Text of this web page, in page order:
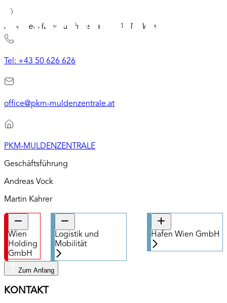
Alberner Hafenzufahrtsstraße 9, 1110, Wien
Tel: +43 50 626 626
office@pkm-muldenzentrale.at
PKM-MULDENZENTRALE
Geschäftsführung
Andreas Vock
Martin Kahrer
Wien
Holding
GmbH
Logistik und
Mobilität
Hafen Wien GmbH
Zum Anfang
KONTAKT